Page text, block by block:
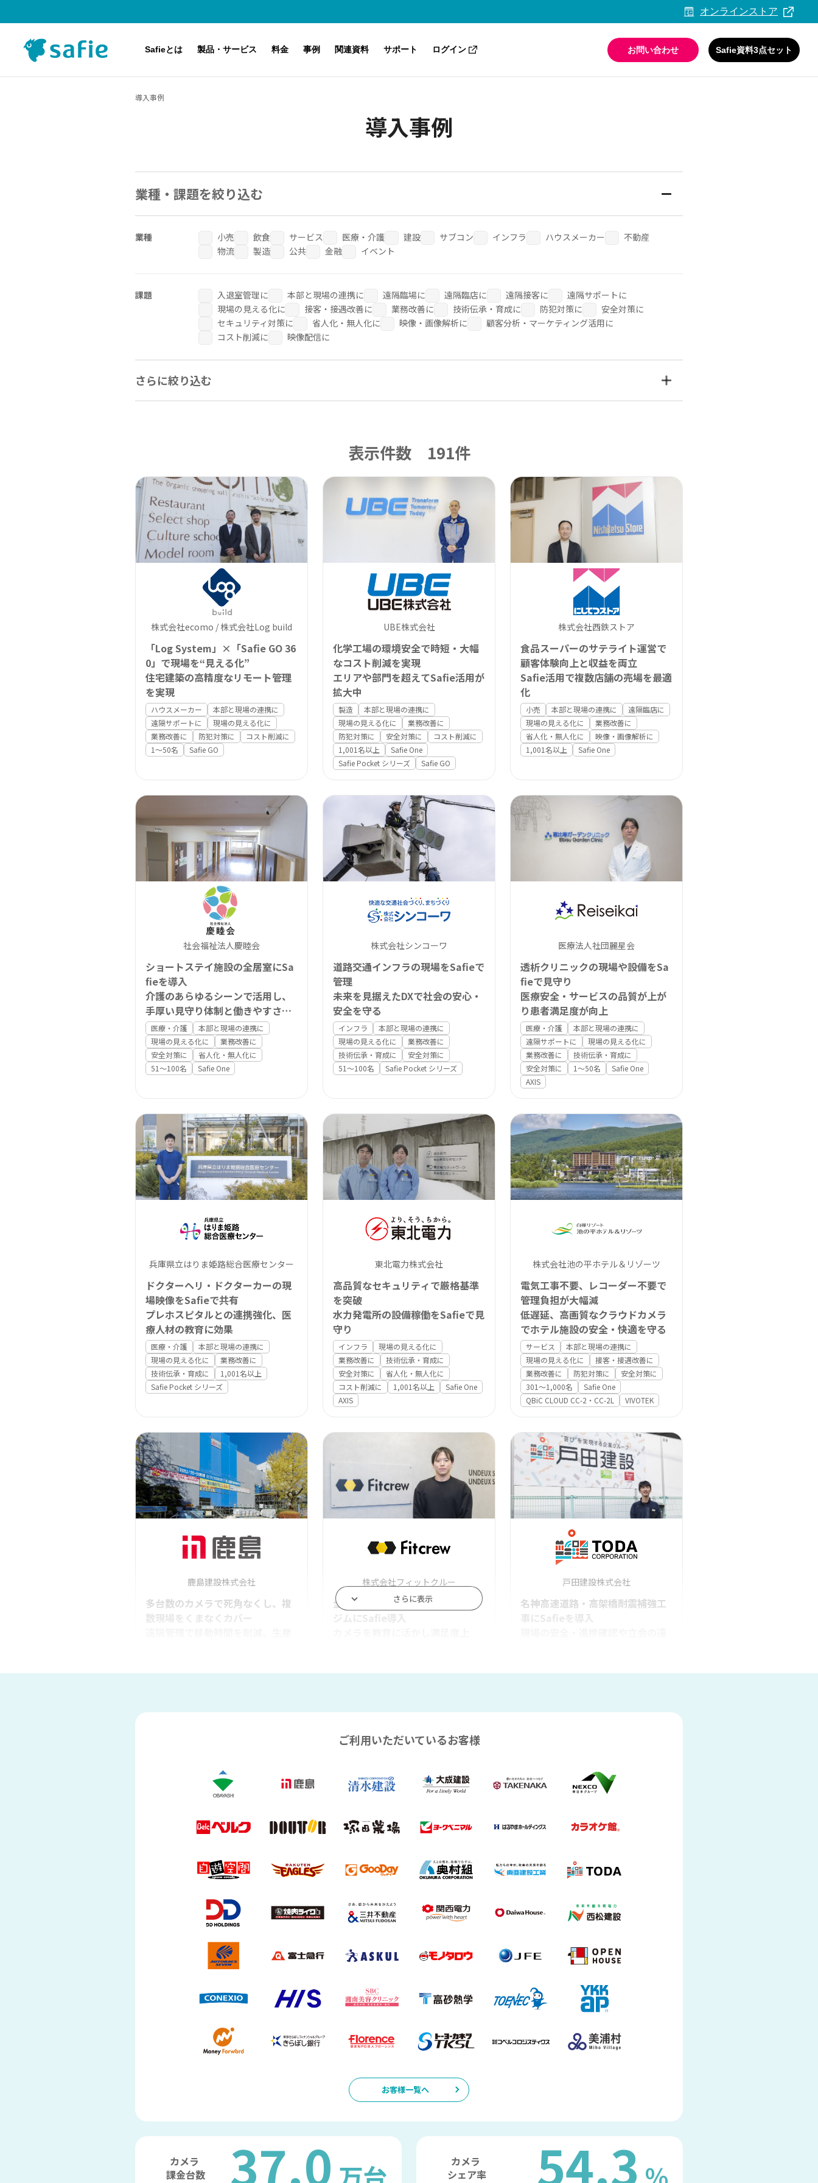
オンラインストア
Safieとは 製品・サービス 料金 事例 関連資料 サポート ログイン お問い合わせ Safie資料3点セット
導入事例
導入事例
業種・課題を絞り込む
業種 小売 飲食 サービス 医療・介護 建設 サブコン インフラ ハウスメーカー
不動産
物流
製造 公共 金融 イベント
課題 入退室管理に 本部と現場の連携に 遠隔臨場に 遠隔臨店に 遠隔接客に
遠隔サポートに
現場の見える化に
接客・接遇改善に 業務改善に 技術伝承・育成に 防犯対策に
安全対策に
セキュリティ対策に
省人化・無人化に 映像・画像解析に
顧客分析・マーケティング活用に
コスト削減に
映像配信に
さらに絞り込む
表示件数 191件
株式会社ecomo / 株式会社Log build
「Log System」×「Safie GO 36
0」で現場を“見える化”
住宅建築の高精度なリモート管理
を実現
ハウスメーカー
本部と現場の連携に
遠隔サポートに
現場の見える化に
業務改善に
防犯対策に
コスト削減に
1〜50名
Safie GO
UBE株式会社
化学工場の環境安全で時短・大幅
なコスト削減を実現
エリアや部門を超えてSafie活用が
拡大中
製造
本部と現場の連携に
現場の見える化に
業務改善に
防犯対策に
安全対策に
コスト削減に
1,001名以上
Safie One
Safie Pocket シリーズ
Safie GO
株式会社西鉄ストア
食品スーパーのサテライト運営で
顧客体験向上と収益を両立
Safie活用で複数店舗の売場を最適
化
小売 本部と現場の連携に
遠隔臨店に
現場の見える化に
業務改善に
省人化・無人化に
映像・画像解析に
1,001名以上
Safie One
社会福祉法人慶睦会
ショートステイ施設の全居室にSa
fieを導入
介護のあらゆるシーンで活用し、
手厚い見守り体制と働きやすさを
両立
医療・介護
本部と現場の連携に
現場の見える化に
業務改善に
安全対策に
省人化・無人化に
51〜100名
Safie One
株式会社シンコーワ
道路交通インフラの現場をSafieで
管理
未来を見据えたDXで社会の安心・
安全を守る
インフラ
本部と現場の連携に
現場の見える化に
業務改善に
技術伝承・育成に
安全対策に
51〜100名
Safie Pocket シリーズ
医療法人社団麗星会
透析クリニックの現場や設備をSa
fieで見守り
医療安全・サービスの品質が上が
り患者満足度が向上
医療・介護
本部と現場の連携に
遠隔サポートに
現場の見える化に
業務改善に
技術伝承・育成に
安全対策に
1〜50名
Safie One
AXIS
兵庫県立はりま姫路総合医療センター
ドクターヘリ・ドクターカーの現
場映像をSafieで共有
プレホスピタルとの連携強化、医
療人材の教育に効果
医療・介護
本部と現場の連携に
現場の見える化に
業務改善に
技術伝承・育成に
1,001名以上
Safie Pocket シリーズ
東北電力株式会社
高品質なセキュリティで厳格基準
を突破
水力発電所の設備稼働をSafieで見
守り
インフラ
現場の見える化に
業務改善に
技術伝承・育成に
安全対策に
省人化・無人化に
コスト削減に
1,001名以上
Safie One
AXIS
株式会社池の平ホテル＆リゾーツ
電気工事不要、レコーダー不要で
管理負担が大幅減
低遅延、高画質なクラウドカメラ
でホテル施設の安全・快適を守る
サービス
本部と現場の連携に
現場の見える化に
接客・接遇改善に
業務改善に
防犯対策に
安全対策に
301〜1,000名
Safie One
QBiC CLOUD CC-2・CC-2L
VIVOTEK
鹿島建設株式会社
多台数のカメラで死角なくし、複
数現場をくまなくカバー
株式会社フィットクルー
全国約50店の女性専用パーソナル
ジムにSafie導入
戸田建設株式会社
名神高速道路・高架橋耐震補強工
事にSafieを導入
さらに表示
ご利用いただいているお客様
お客様一覧へ
カメラ
課金台数
37.0
カメラ
シェア率
54.3